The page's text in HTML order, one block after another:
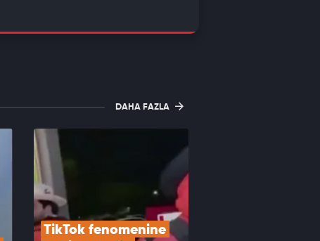
DAHA FAZLA
TikTok fenomenine